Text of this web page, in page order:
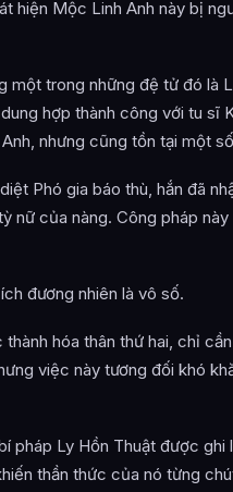
hiện Mộc Linh Anh này bị
một trong những đệ tử đó là
hợp thành công với tu sĩ
nhưng cũng tồn tại một
Phó gia báo thù, hắn đã
nữ của nàng. Công pháp
đương nhiên là vô số.
hóa thân thứ hai, chỉ
việc này tương đối khó
pháp Ly Hồn Thuật được ghi
thần thức của nó từng